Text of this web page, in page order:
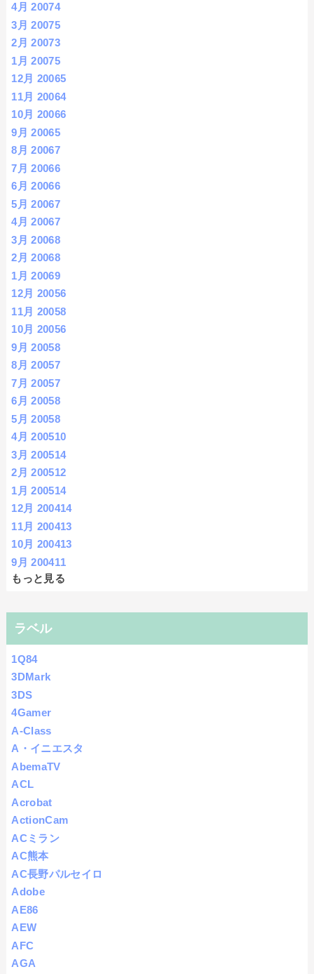
4月 20074
3月 20075
2月 20073
1月 20075
12月 20065
11月 20064
10月 20066
9月 20065
8月 20067
7月 20066
6月 20066
5月 20067
4月 20067
3月 20068
2月 20068
1月 20069
12月 20056
11月 20058
10月 20056
9月 20058
8月 20057
7月 20057
6月 20058
5月 20058
4月 200510
3月 200514
2月 200512
1月 200514
12月 200414
11月 200413
10月 200413
9月 200411
もっと見る
ラベル
1Q84
3DMark
3DS
4Gamer
A-Class
A・イニエスタ
AbemaTV
ACL
Acrobat
ActionCam
ACミラン
AC熊本
AC長野パルセイロ
Adobe
AE86
AEW
AFC
AGA